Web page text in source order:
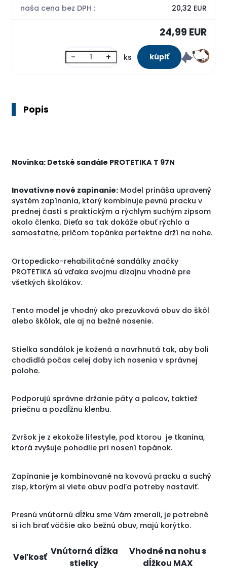
naša cena bez DPH : 20,32 EUR
24,99 EUR
- + ks
Popis
Novinka: Detské sandále PROTETIKA T 97N
Inovatívne nové zapínanie: Model prináša upravený
systém zapínania, ktorý kombinuje pevnú pracku v
prednej časti s praktickým a rýchlym suchým zipsom
okolo členka. Dieťa sa tak dokáže obuť rýchlo a
samostatne, pričom topánka perfektne drží na nohe.
Ortopedicko-rehabilitačné sandálky značky
PROTETIKA sú vďaka svojmu dizajnu vhodné pre
všetkých školákov.
Tento model je vhodný ako prezuvková obuv do škôl
alebo škôlok, ale aj na bežné nosenie.
Stielka sandálok je kožená a navrhnutá tak, aby boli
chodidlá počas celej doby ich nosenia v správnej
polohe.
Podporujú správne držanie päty a palcov, taktiež
priečnu a pozdĺžnu klenbu.
Zvršok je z ekokože lifestyle, pod ktorou je tkanina,
ktorá zvyšuje pohodlie pri nosení topánok.
Zapínanie je kombinované na kovovú pracku a suchý
zisp, ktorým si viete obuv podľa potreby nastaviť.
Presnú vnútornú dĺžku sme Vám zmerali, je potrebné
si ich brať väčšie ako bežnú obuv, majú korýtko.
Veľkosť
Vnútorná dĺžka
stielky
Vhodné na nohu s
dĺžkou MAX